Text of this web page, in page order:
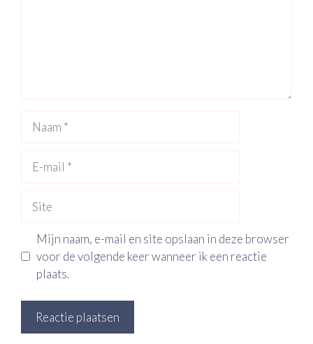
mail
Mijn naam, e-mail en site opslaan in deze browser
voor de volgende keer wanneer ik een reactie
plaats.